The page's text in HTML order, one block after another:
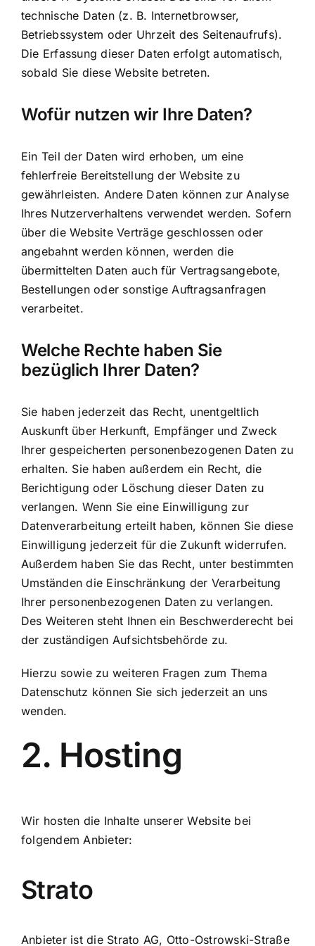
technische Daten (z. B. Internetbrowser,
Betriebssystem oder Uhrzeit des Seitenaufrufs).
Die Erfassung dieser Daten erfolgt automatisch,
sobald Sie diese Website betreten.
Wofür nutzen wir Ihre Daten?
Ein Teil der Daten wird erhoben, um eine
fehlerfreie Bereitstellung der Website zu
gewährleisten. Andere Daten können zur Analyse
Ihres Nutzerverhaltens verwendet werden. Sofern
über die Website Verträge geschlossen oder
angebahnt werden können, werden die
übermittelten Daten auch für Vertragsangebote,
Bestellungen oder sonstige Auftragsanfragen
verarbeitet.
Welche Rechte haben Sie
bezüglich Ihrer Daten?
Sie haben jederzeit das Recht, unentgeltlich
Auskunft über Herkunft, Empfänger und Zweck
Ihrer gespeicherten personenbezogenen Daten zu
erhalten. Sie haben außerdem ein Recht, die
Berichtigung oder Löschung dieser Daten zu
verlangen. Wenn Sie eine Einwilligung zur
Datenverarbeitung erteilt haben, können Sie diese
Einwilligung jederzeit für die Zukunft widerrufen.
Außerdem haben Sie das Recht, unter bestimmten
Umständen die Einschränkung der Verarbeitung
Ihrer personenbezogenen Daten zu verlangen.
Des Weiteren steht Ihnen ein Beschwerderecht bei
der zuständigen Aufsichtsbehörde zu.
Hierzu sowie zu weiteren Fragen zum Thema
Datenschutz können Sie sich jederzeit an uns
wenden.
2. Hosting
Wir hosten die Inhalte unserer Website bei
folgendem Anbieter:
Strato
Anbieter ist die Strato AG, Otto-Ostrowski-Straße